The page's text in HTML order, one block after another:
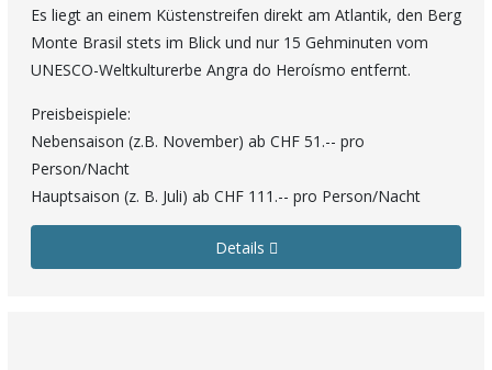
Es liegt an einem Küstenstreifen direkt am Atlantik, den Berg
Monte Brasil stets im Blick und nur 15 Gehminuten vom
UNESCO-Weltkulturerbe Angra do Heroísmo entfernt.
Preisbeispiele:
Nebensaison (z.B. November) ab CHF 51.-- pro
Person/Nacht
Hauptsaison (z. B. Juli) ab CHF 111.-- pro Person/Nacht
Details